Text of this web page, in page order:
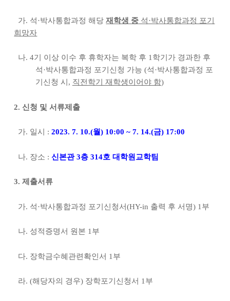
가. 석·박사통합과정 해당재학생 중 석·박사통합과정 포기
희망자
나. 4기 이상 이수 후 휴학자는 복학 후 1학기가 경과한 후
석·박사통합과정 포기신청 가능 (석·박사통합과정 포
기신청 시, 직전학기 재학생이어야 함)
2. 신청 및 서류제출
가. 일시 :2023. 7. 10.(월) 10:00 ~ 7. 14.(금) 17:00
나. 장소 :신본관 3층 314호 대학원교학팀
3. 제출서류
가. 석·박사통합과정 포기신청서(HY-in 출력 후 서명) 1부
나. 성적증명서 원본 1부
다. 장학금수혜관련확인서 1부
라. (해당자의 경우) 장학포기신청서 1부